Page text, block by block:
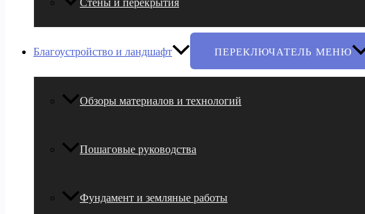
Стены и перекрытия
Благоустройство и ландшафт ПЕРЕКЛЮЧАТЕЛЬ МЕНЮ
Обзоры материалов и технологий
Пошаговые руководства
Фундамент и земляные работы